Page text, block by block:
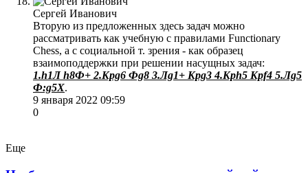
Сергей Иванович
Вторую из предложенных здесь задач можно
рассматривать как учебную с правилами Functionary
Chess, а с социальной т. зрения - как образец
взаимоподдержки при решении насущных задач:
1.h1Л h8Ф+ 2.Kрg6 Фg8 3.Лg1+ Kрg3 4.Kрh5 Kрf4 5.Лg5
Ф:g5Х.
9 января 2022 09:59
0
Еще